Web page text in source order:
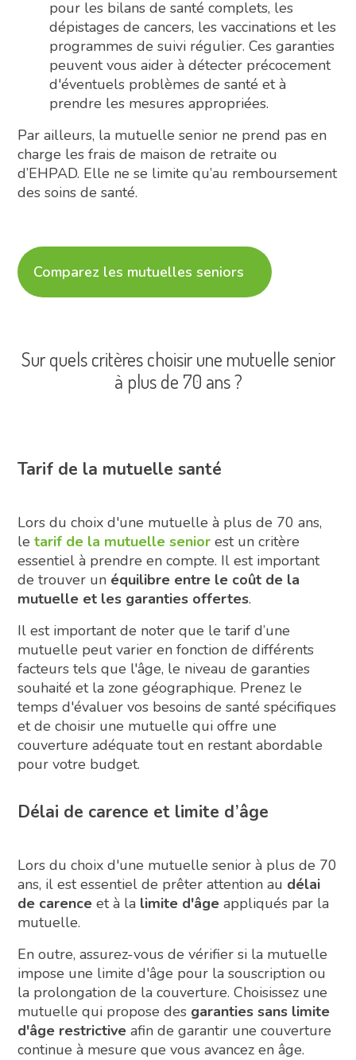
pour les bilans de santé complets, les
dépistages de cancers, les vaccinations et les
programmes de suivi régulier. Ces garanties
peuvent vous aider à détecter précocement
d'éventuels problèmes de santé et à
prendre les mesures appropriées.
Par ailleurs, la mutuelle senior ne prend pas en
charge les frais de maison de retraite ou
d’EHPAD. Elle ne se limite qu’au remboursement
des soins de santé.
Comparez les mutuelles seniors
Sur quels critères choisir une mutuelle senior
à plus de 70 ans ?
Tarif de la mutuelle santé
Lors du choix d'une mutuelle à plus de 70 ans,
letarif de la mutuelle senior est un critère
essentiel à prendre en compte. Il est important
de trouver un équilibre entre le coût de la
mutuelle et les garanties offertes.
Il est important de noter que le tarif d’une
mutuelle peut varier en fonction de différents
facteurs tels que l'âge, le niveau de garanties
souhaité et la zone géographique. Prenez le
temps d'évaluer vos besoins de santé spécifiques
et de choisir une mutuelle qui offre une
couverture adéquate tout en restant abordable
pour votre budget.
Délai de carence et limite d’âge
Lors du choix d'une mutuelle senior à plus de 70
ans, il est essentiel de prêter attention au délai
de carence et à la limite d'âge appliqués par la
mutuelle.
En outre, assurez-vous de vérifier si la mutuelle
impose une limite d'âge pour la souscription ou
la prolongation de la couverture. Choisissez une
mutuelle qui propose des garanties sans limite
d'âge restrictive afin de garantir une couverture
continue à mesure que vous avancez en âge.